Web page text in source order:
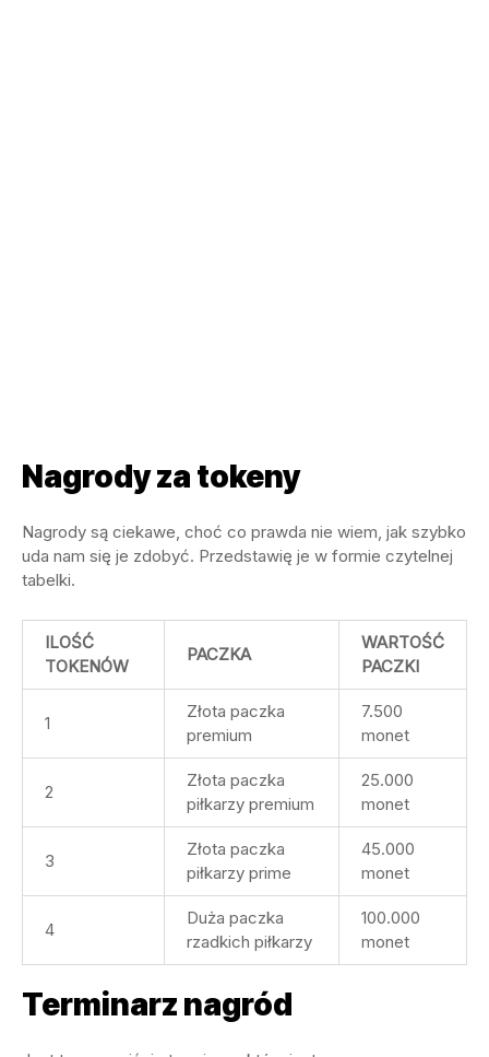
Nagrody za tokeny
Nagrody są ciekawe, choć co prawda nie wiem, jak szybko
uda nam się je zdobyć. Przedstawię je w formie czytelnej
tabelki.
ILOŚĆ
TOKENÓW
PACZKA
WARTOŚĆ
PACZKI
1
Złota paczka
premium
7.500
monet
2
Złota paczka
piłkarzy premium
25.000
monet
3
Złota paczka
piłkarzy prime
45.000
monet
4
Duża paczka
rzadkich piłkarzy
100.000
monet
Terminarz nagród